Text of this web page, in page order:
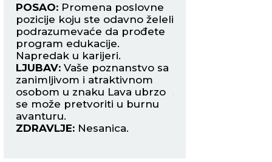
POSAO: Promena poslovne
pozicije koju ste odavno želeli
podrazumevaće da prođete
program edukacije.
Napredak u karijeri.
LJUBAV: Vaše poznanstvo sa
zanimljivom i atraktivnom
osobom u znaku Lava ubrzo
se može pretvoriti u burnu
avanturu.
ZDRAVLJE: Nesanica.